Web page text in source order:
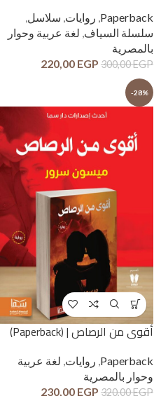
Paperback
, روايات, سلاسل,
سلسلة السياف, لغة عربية وحوار
بالمصرية
300,00EGP
220,00 EGP
-28%
أقوى من الرصاص | (Paperback)
Paperback
, روايات, لغة عربية
وحوار بالمصرية
320,00EGP
230,00 EGP